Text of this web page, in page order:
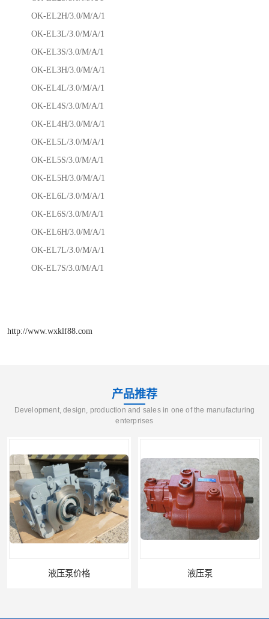
OK-EL2H/3.0/M/A/1
OK-EL3L/3.0/M/A/1
OK-EL3S/3.0/M/A/1
OK-EL3H/3.0/M/A/1
OK-EL4L/3.0/M/A/1
OK-EL4S/3.0/M/A/1
OK-EL4H/3.0/M/A/1
OK-EL5L/3.0/M/A/1
OK-EL5S/3.0/M/A/1
OK-EL5H/3.0/M/A/1
OK-EL6L/3.0/M/A/1
OK-EL6S/3.0/M/A/1
OK-EL6H/3.0/M/A/1
OK-EL7L/3.0/M/A/1
OK-EL7S/3.0/M/A/1
http://www.wxklf88.com
产品推荐
Development, design, production and sales in one of the manufacturing
enterprises
液压泵价格 液压泵